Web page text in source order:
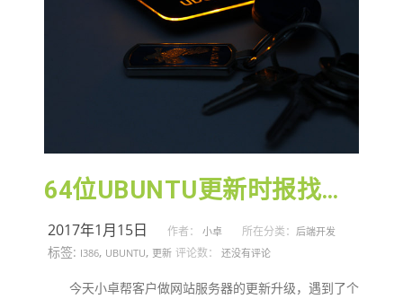
64位UBUNTU更新时报找不到i386包
2017年1月15日 作者： 小卓 所在分类： 后端开发
标签: I386, UBUNTU, 更新 评论数： 还没有评论
今天小卓帮客户做网站服务器的更新升级，遇到了个